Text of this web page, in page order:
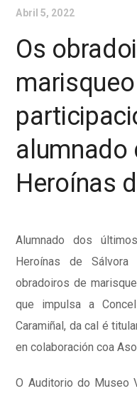
Abril 5, 2022
Os
alumnado
Heroínas
Alumnado dos
Heroínas de
obradoiros de
que impulsa a
Caramiñal, da cal é
en colaboración coa
O Auditorio do Museo